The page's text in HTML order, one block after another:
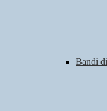
Bandi